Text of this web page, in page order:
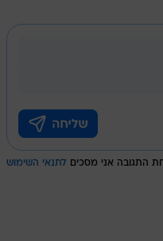
התגובה אני מסכים לתנאי השימוש